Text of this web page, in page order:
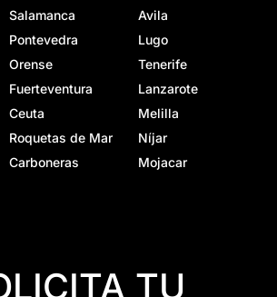
Salamanca
Avila
Pontevedra
Lugo
Orense
Tenerife
Fuerteventura
Lanzarote
Ceuta
Melilla
Roquetas de Mar
Níjar
Carboneras Mojacar
TU